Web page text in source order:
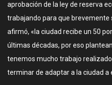
aprobación de la ley de reserva
trabajando para que brevemente
afirmó, «la ciudad recibe un 50
últimas décadas, por eso
tenemos mucho trabajo
terminar de adaptar a la ciudad a